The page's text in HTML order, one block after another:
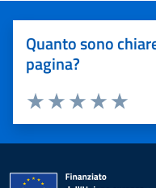
Quanto sono
pagina?
Valuta
Valuta 4
Valuta 3 stelle
Valuta 2 stelle su 5
Valuta 1 stelle su 5